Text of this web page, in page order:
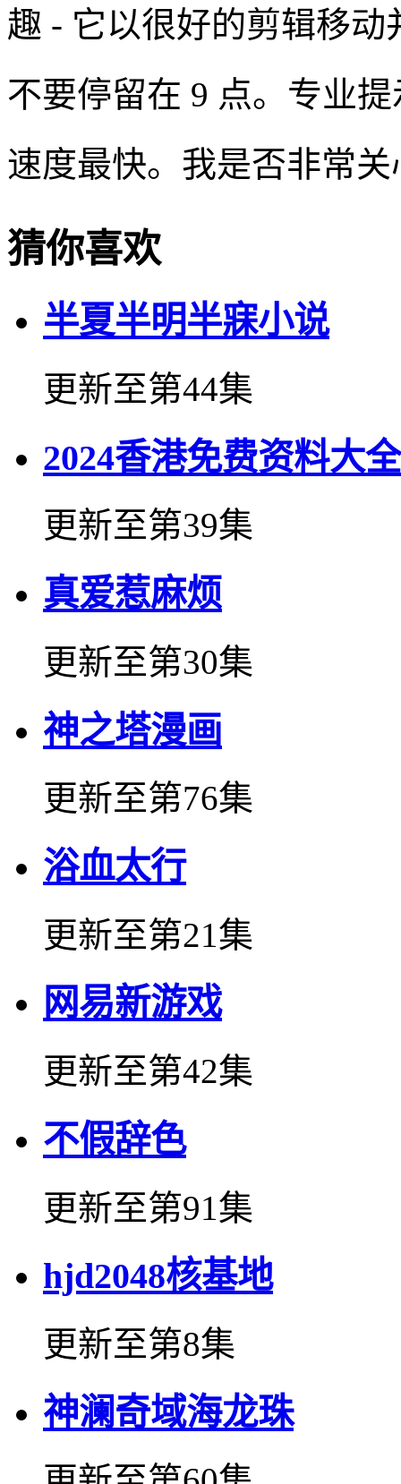
趣 - 它以很好的剪辑移
不要停留在 9 点。专业
速度最快。我是否非常
猜你喜欢
半夏半明半寐小说
更新至第44集
2024香港免费资料大全
更新至第39集
真爱惹麻烦
更新至第30集
神之塔漫画
更新至第76集
浴血太行
更新至第21集
网易新游戏
更新至第42集
不假辞色
更新至第91集
hjd2048核基地
更新至第8集
神澜奇域海龙珠